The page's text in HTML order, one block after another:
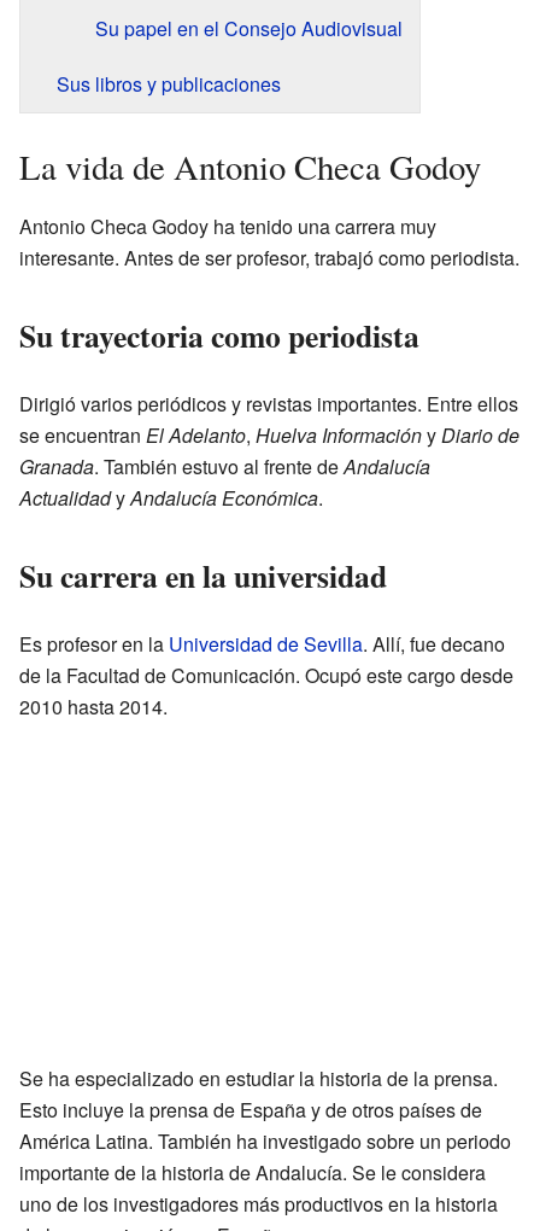
Su papel en el Consejo Audiovisual
Sus libros y publicaciones
La vida de Antonio Checa Godoy
Antonio Checa Godoy ha tenido una carrera muy
interesante. Antes de ser profesor, trabajó como periodista.
Su trayectoria como periodista
Dirigió varios periódicos y revistas importantes. Entre ellos
se encuentran El Adelanto, Huelva InformaciónyDiario de
Granada. También estuvo al frente deAndalucía
ActualidadyAndalucía Económica.
Su carrera en la universidad
Es profesor en la Universidad de Sevilla. Allí, fue decano
de la Facultad de Comunicación. Ocupó este cargo desde
2010 hasta 2014.
Se ha especializado en estudiar la historia de la prensa.
Esto incluye la prensa de España y de otros países de
América Latina. También ha investigado sobre un periodo
importante de la historia de Andalucía. Se le considera
uno de los investigadores más productivos en la historia